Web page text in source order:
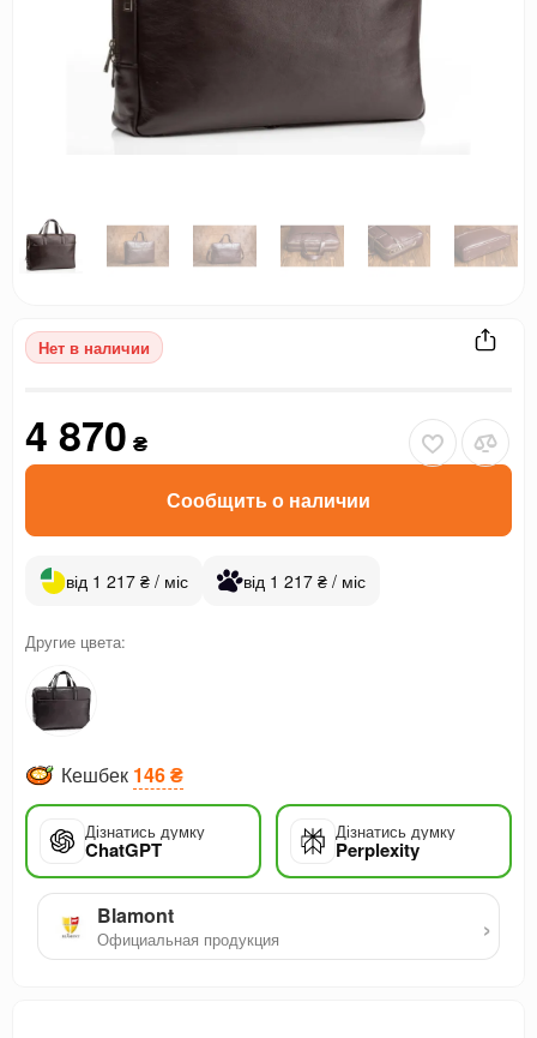
Нет в наличии
4 870 ₴
Сообщить о наличии
від 1 217 ₴ / міс від 1 217 ₴ / міс
Другие цвета:
Кешбек 146 ₴
Дізнатись думку
ChatGPT
Дізнатись думку
Perplexity
Blamont
Официальная продукция ›